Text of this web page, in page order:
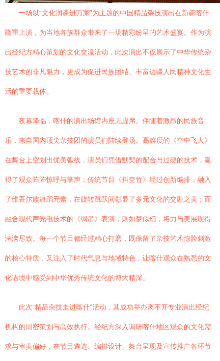
一场以“文化润疆进万家”为主题的中国精品杂技演出在新疆喀什
隆重上演，为当地各族群众带来了一场精彩纷呈的艺术盛宴。作为演
出经纪方精心策划的文化交流活动，此次演出不仅展示了中华传统杂
技艺术的非凡魅力，更成为促进民族团结、丰富边疆人民精神文化生
活的重要载体。
夜幕降临，喀什的演出场馆内座无虚席。伴随着激昂的民族音
乐，来自国内顶尖杂技团的演员们陆续登场。高难度的《空中飞人》
在舞台上空划出优美弧线，演员们凭借默契的配合与过硬的技术，赢
得了观众阵阵惊呼与掌声；传统节目《抖空竹》经过创新编排，融入
了维吾尔族舞蹈元素，在旋转跳跃间彰显了多元文化的交融之美；而
融合现代声光电技术的《绸吊》表演，则如梦似幻，将力与美展现得
淋漓尽致。每一个节目都经过精心打磨，既保留了杂技艺术惊险刺激
的核心特质，又注入了时代气息与地域特色，让喀什观众在熟悉的文
化语境中感受到中华优秀传统文化的博大精深。
此次“精品杂技走进喀什”活动，其成功举办离不开专业演出经纪
机构的周密策划与高效执行。经纪方深入调研喀什地区观众的文化需
求与审美偏好，在节目遴选、编排设计、舞台呈现及宣传推广各环节